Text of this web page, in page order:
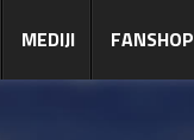
MEDIJI FANSHOP